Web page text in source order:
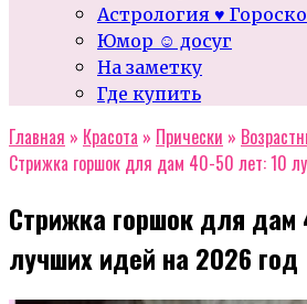
Астрология ♥
Юмор ☺ досуг
На заметку
Где купить
Главная » Красота » Прически »
Стрижка горшок для дам 40-50 лет: 10
Стрижка горшок для дам
лучших идей на 2026 год